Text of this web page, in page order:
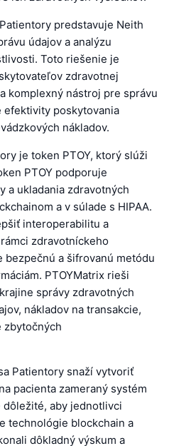
predstavuje Neith
údajov a analýzu
Toto riešenie je
zdravotnej
komplexný nástroj pre správu
efektivity poskytovania
nákladov.
je token PTOY, ktorý slúži
PTOY podporuje
a ukladania zdravotných
a v súlade s HIPAA.
interoperabilitu a
zdravotníckeho
a šifrovanú metódu
PTOYMatrix rieši
správy zdravotných
nákladov na transakcie,
zbytočných
Patientory snaží vytvoriť
pacienta zameraný systém
aby jednotlivci
technológie blockchain a
dôkladný výskum a